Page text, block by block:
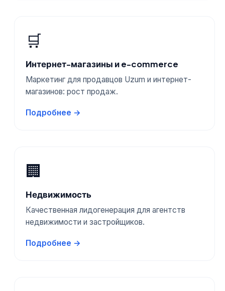
🛒
Интернет-магазины и e-commerce
Маркетинг для продавцов Uzum и интернет-
магазинов: рост продаж.
Подробнее →
🏢
Недвижимость
Качественная лидогенерация для агентств
недвижимости и застройщиков.
Подробнее →